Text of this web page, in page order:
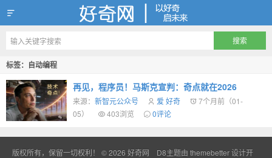
好奇网
标签：自动编程
再见，程序员！马斯克宣判：奇点就在2026
来源： 新智元公众号 爱 好奇
7个月前（01-
05）
403浏览 0评论
版权所有，保留一切权利！ © 2026 好奇网 D8主题由 themebetter设计开